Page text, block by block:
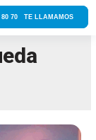
80 70 TE LLAMAMOS